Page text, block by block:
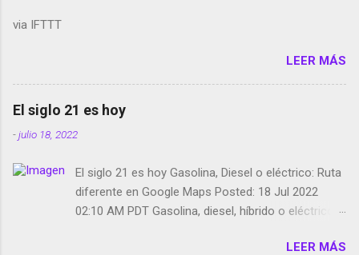
Live Photos en Google Photos Llegando Partimos
Dictados en Android El tamaño y su importancia...
via IFTTT
LEER MÁS
El siglo 21 es hoy
-julio 18, 2022
El siglo 21 es hoy Gasolina, Diesel o eléctrico: Ruta
diferente en Google Maps Posted: 18 Jul 2022
02:10 AM PDT Gasolina, diesel, híbrido o eléctrico:
LEER MÁS